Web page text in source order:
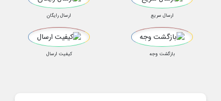
ارسال سریع ارسال رایگان
بازگشت وجه کیفیت ارسال